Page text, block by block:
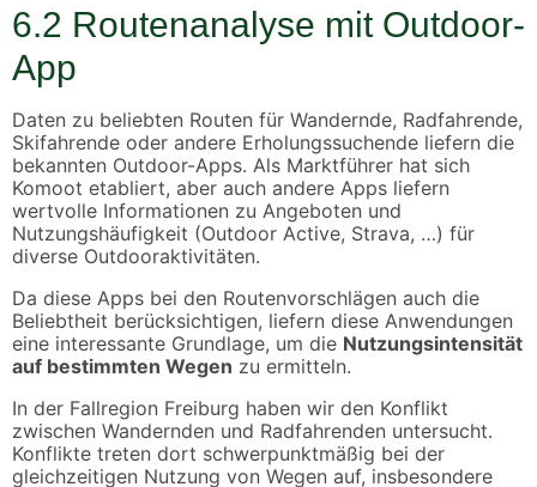
6.2 Routenanalyse mit Outdoor-
App
Daten zu beliebten Routen für Wandernde, Radfahrende,
Skifahrende oder andere Erholungssuchende liefern die
bekannten Outdoor-Apps. Als Marktführer hat sich
Komoot etabliert, aber auch andere Apps liefern
wertvolle Informationen zu Angeboten und
Nutzungshäufigkeit (Outdoor Active, Strava, …) für
diverse Outdooraktivitäten.
Da diese Apps bei den Routenvorschlägen auch die
Beliebtheit berücksichtigen, liefern diese Anwendungen
eine interessante Grundlage, um die Nutzungsintensität
auf bestimmten Wegen zu ermitteln.
In der Fallregion Freiburg haben wir den Konflikt
zwischen Wandernden und Radfahrenden untersucht.
Konflikte treten dort schwerpunktmäßig bei der
gleichzeitigen Nutzung von Wegen auf, insbesondere